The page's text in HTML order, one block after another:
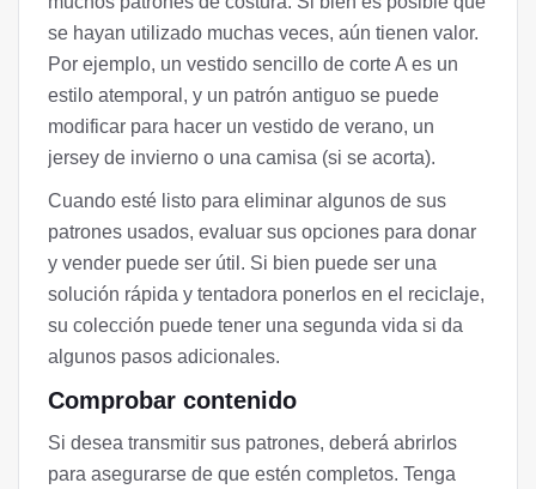
se hayan utilizado muchas veces, aún tienen valor.
Por ejemplo, un vestido sencillo de corte A es un
estilo atemporal, y un patrón antiguo se puede
modificar para hacer un vestido de verano, un
jersey de invierno o una camisa (si se acorta).
Cuando esté listo para eliminar algunos de sus
patrones usados, evaluar sus opciones para donar
y vender puede ser útil. Si bien puede ser una
solución rápida y tentadora ponerlos en el reciclaje,
su colección puede tener una segunda vida si da
algunos pasos adicionales.
Comprobar contenido
Si desea transmitir sus patrones, deberá abrirlos
para asegurarse de que estén completos. Tenga